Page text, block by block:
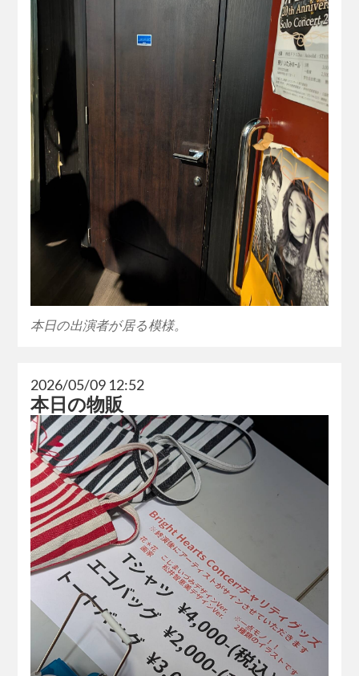
本日の出演者が居る模様。
2026/05/09 12:52
本日の物販